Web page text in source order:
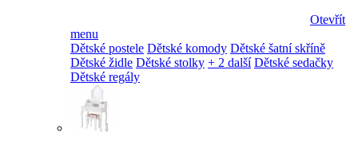
Otevřít
menu
Dětské postele Dětské komody Dětské šatní skříně
Dětské židle Dětské stolky + 2 další Dětské sedačky
Dětské regály